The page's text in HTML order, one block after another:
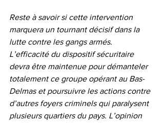
Reste à savoir si cette intervention
marquera un tournant décisif dans la
lutte contre les gangs armés.
L’efficacité du dispositif sécuritaire
devra être maintenue pour démanteler
totalement ce groupe opérant au Bas-
Delmas et poursuivre les actions contre
d’autres foyers criminels qui paralysent
plusieurs quartiers du pays. L’opinion